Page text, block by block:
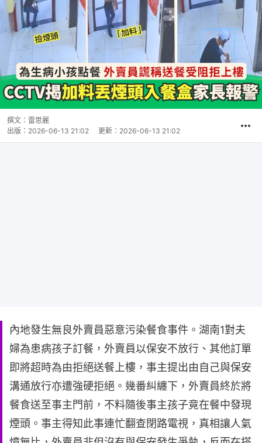
撰文： 雷思麗
出版： 2026-06-13 21:02 更新： 2026-06-13 21:02
內地發生無良外賣員惡意污染餐食事件。湖南1對夫
婦為患病孩子訂餐，外賣員以保安不放行、其他訂單
即將超時為由拒絕送餐上樓，事主提出由自己與保安
溝通放行亦遭強硬拒絕。幾番糾纏下，外賣員終於將
餐食送至事主門前，不料隨後事主孩子竟在餐中發現
煙頭。事主得知此事連忙翻查閉路電視，真相讓人氣